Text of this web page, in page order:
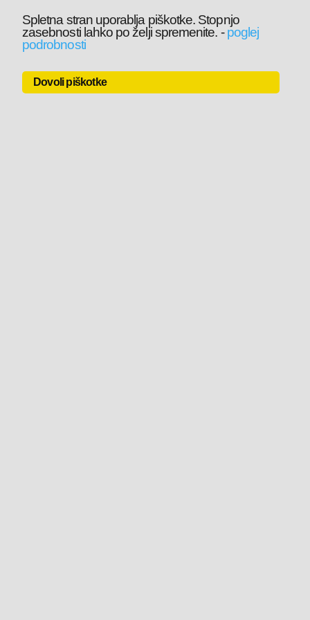
Spletna stran uporablja piškotke. Stopnjo
zasebnosti lahko po želji spremenite. -poglej
podrobnosti
Dovoli piškotke